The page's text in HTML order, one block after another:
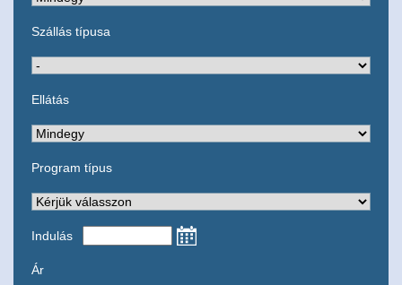
Szállás típusa
Ellátás
Program típus
Indulás
Ár